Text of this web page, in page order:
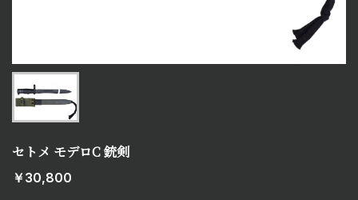
セトメ モデロC 銃剣
￥30,800